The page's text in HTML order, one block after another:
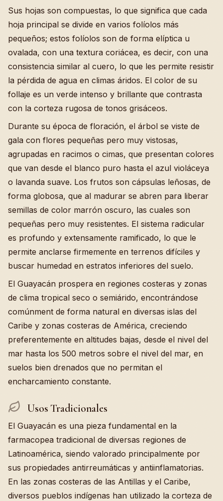
Sus hojas son compuestas, lo que significa que cada
hoja principal se divide en varios folíolos más
pequeños; estos folíolos son de forma elíptica u
ovalada, con una textura coriácea, es decir, con una
consistencia similar al cuero, lo que les permite resistir
la pérdida de agua en climas áridos. El color de su
follaje es un verde intenso y brillante que contrasta
con la corteza rugosa de tonos grisáceos.
Durante su época de floración, el árbol se viste de
gala con flores pequeñas pero muy vistosas,
agrupadas en racimos o cimas, que presentan colores
que van desde el blanco puro hasta el azul violáceya
o lavanda suave. Los frutos son cápsulas leñosas, de
forma globosa, que al madurar se abren para liberar
semillas de color marrón oscuro, las cuales son
pequeñas pero muy resistentes. El sistema radicular
es profundo y extensamente ramificado, lo que le
permite anclarse firmemente en terrenos difíciles y
buscar humedad en estratos inferiores del suelo.
El Guayacán prospera en regiones costeras y zonas
de clima tropical seco o semiárido, encontrándose
comúnment de forma natural en diversas islas del
Caribe y zonas costeras de América, creciendo
preferentemente en altitudes bajas, desde el nivel del
mar hasta los 500 metros sobre el nivel del mar, en
suelos bien drenados que no permitan el
encharcamiento constante.
Usos Tradicionales
El Guayacán es una pieza fundamental en la
farmacopea tradicional de diversas regiones de
Latinoamérica, siendo valorado principalmente por
sus propiedades antirreumáticas y antiinflamatorias.
En las zonas costeras de las Antillas y el Caribe,
diversos pueblos indígenas han utilizado la corteza de